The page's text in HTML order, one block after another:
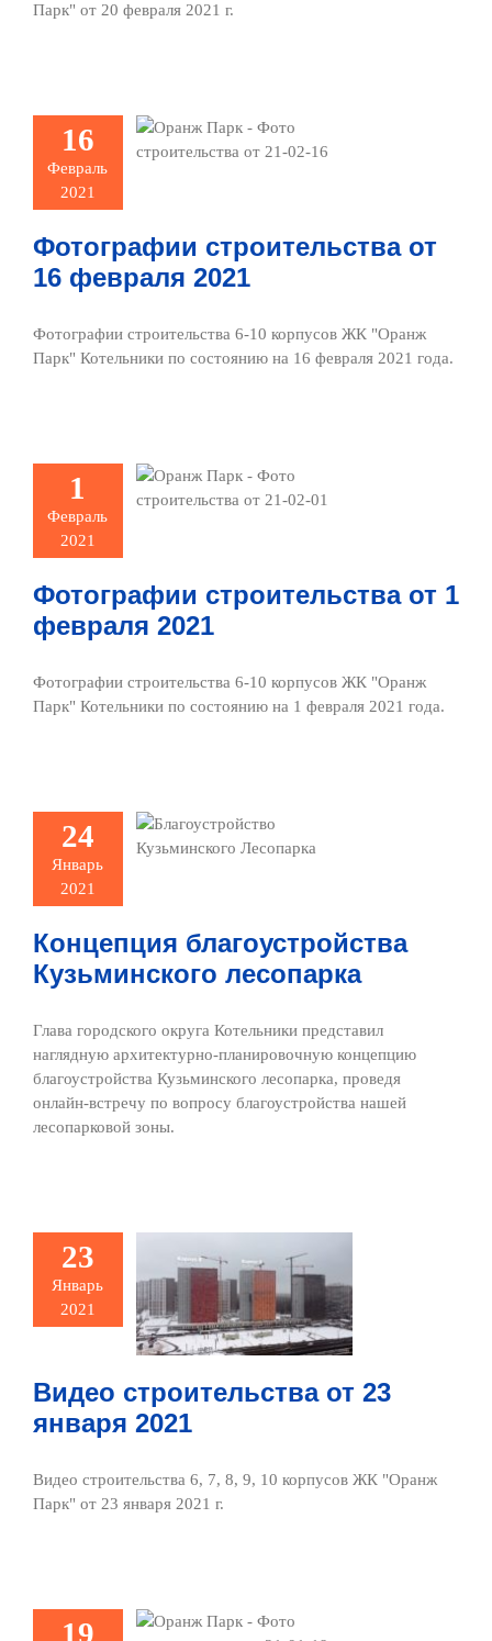
Парк" от 20 февраля 2021 г.
16
Февраль
2021
февраля
2021
Фотографии строительства от
16 февраля 2021
Фотографии строительства 6-10 корпусов ЖК "Оранж
Парк" Котельники по состоянию на 16 февраля 2021 года.
1
Февраль
2021
февраля
2021
Фотографии строительства от 1
февраля 2021
Фотографии строительства 6-10 корпусов ЖК "Оранж
Парк" Котельники по состоянию на 1 февраля 2021 года.
24
Январь
2021
Концепция благоустройства
Кузьминского лесопарка
Глава городского округа Котельники представил
наглядную архитектурно-планировочную концепцию
благоустройства Кузьминского лесопарка, проведя
онлайн-встречу по вопросу благоустройства нашей
лесопарковой зоны.
23
Январь
2021
января
2021
Видео строительства от 23
января 2021
Видео строительства 6, 7, 8, 9, 10 корпусов ЖК "Оранж
Парк" от 23 января 2021 г.
19